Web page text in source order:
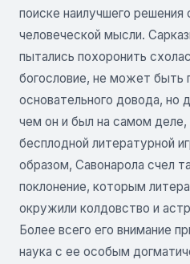
поиске наилучшего
человеческой мысли.
пытались похоронить
богословие, не может быть
основательного довода, но
чем он и был на самом деле,
бесплодной литературной
образом, Савонарола счел
поклонение, которым
окружили колдовство и
Более всего его внимание
наука с ее особым